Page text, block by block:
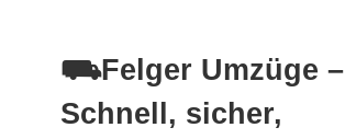
⛟Felger Umzüge –
Schnell, sicher,